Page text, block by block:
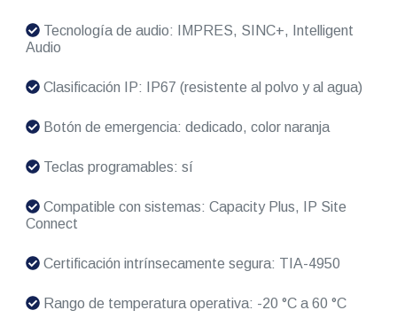
Tecnología de audio: IMPRES, SINC+, Intelligent
Audio
Clasificación IP: IP67 (resistente al polvo y al agua)
Botón de emergencia: dedicado, color naranja
Teclas programables: sí
Compatible con sistemas: Capacity Plus, IP Site
Connect
Certificación intrínsecamente segura: TIA-4950
Rango de temperatura operativa: -20 °C a 60 °C